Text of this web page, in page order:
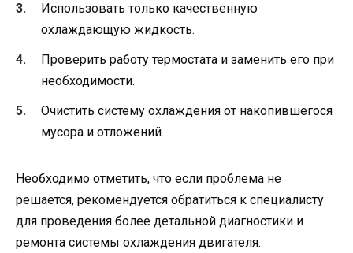
Использовать только качественную
охлаждающую жидкость.
Проверить работу термостата и заменить его при
необходимости.
Очистить систему охлаждения от накопившегося
мусора и отложений.
Необходимо отметить, что если проблема не
решается, рекомендуется обратиться к специалисту
для проведения более детальной диагностики и
ремонта системы охлаждения двигателя.